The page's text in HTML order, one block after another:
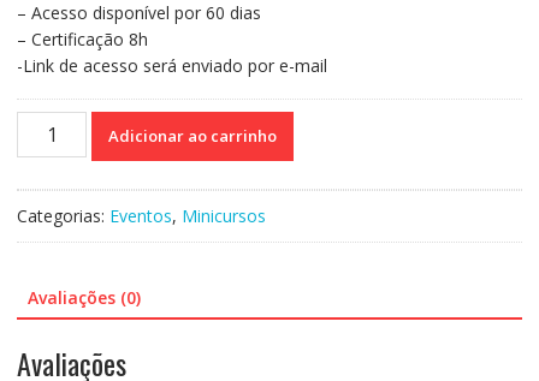
– Acesso disponível por 60 dias
– Certificação 8h
-Link de acesso será enviado por e-mail
Curso
e
no
autista
Adicionar ao carrinho
Categorias: Eventos, Minicursos
Avaliações (0)
Avaliações